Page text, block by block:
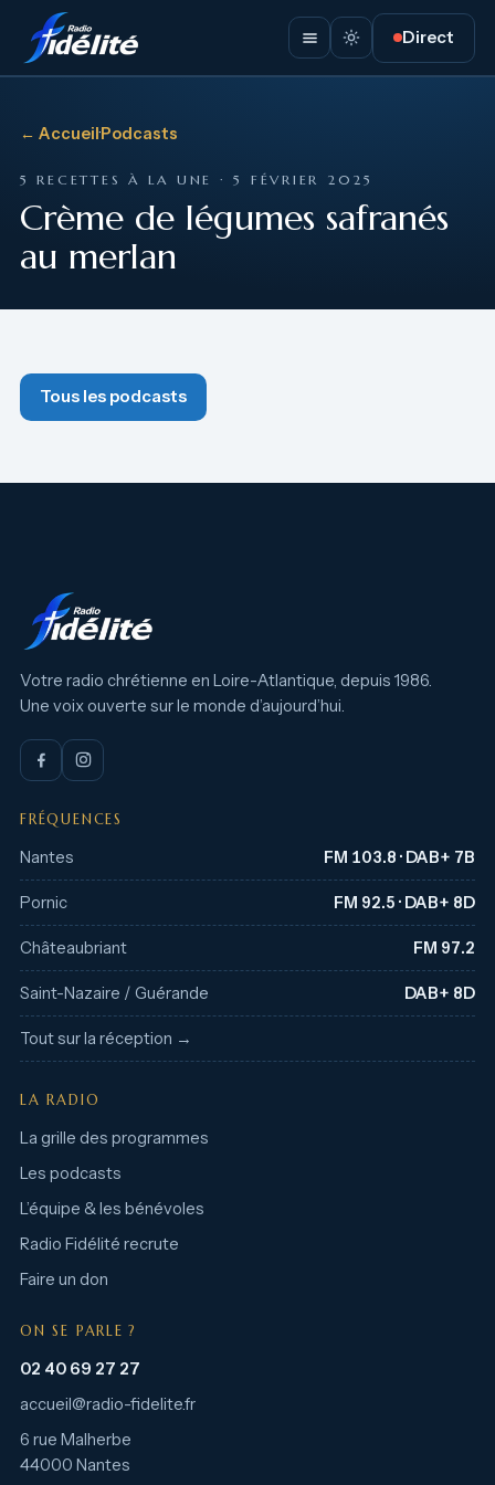
Direct
← Accueil·Podcasts
5 RECETTES À LA UNE · 5 FÉVRIER 2025
Crème de légumes safranés
au merlan
Tous les podcasts
Votre radio chrétienne en Loire-Atlantique, depuis 1986.
Une voix ouverte sur le monde d’aujourd’hui.
FRÉQUENCES
Nantes FM 103.8 · DAB+ 7B
Pornic FM 92.5 · DAB+ 8D
Châteaubriant FM 97.2
Saint-Nazaire / Guérande DAB+ 8D
Tout sur la réception →
LA RADIO
La grille des programmes
Les podcasts
L’équipe & les bénévoles
Radio Fidélité recrute
Faire un don
ON SE PARLE ?
02 40 69 27 27
accueil@radio-fidelite.fr
6 rue Malherbe
44000 Nantes